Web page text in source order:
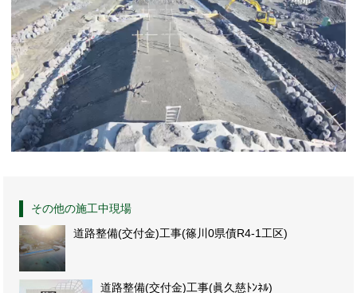
その他の施工中現場
道路整備(交付金)工事(篠川0県債R4-1工区)
道路整備(交付金)工事(眞久慈ﾄﾝﾈﾙ)